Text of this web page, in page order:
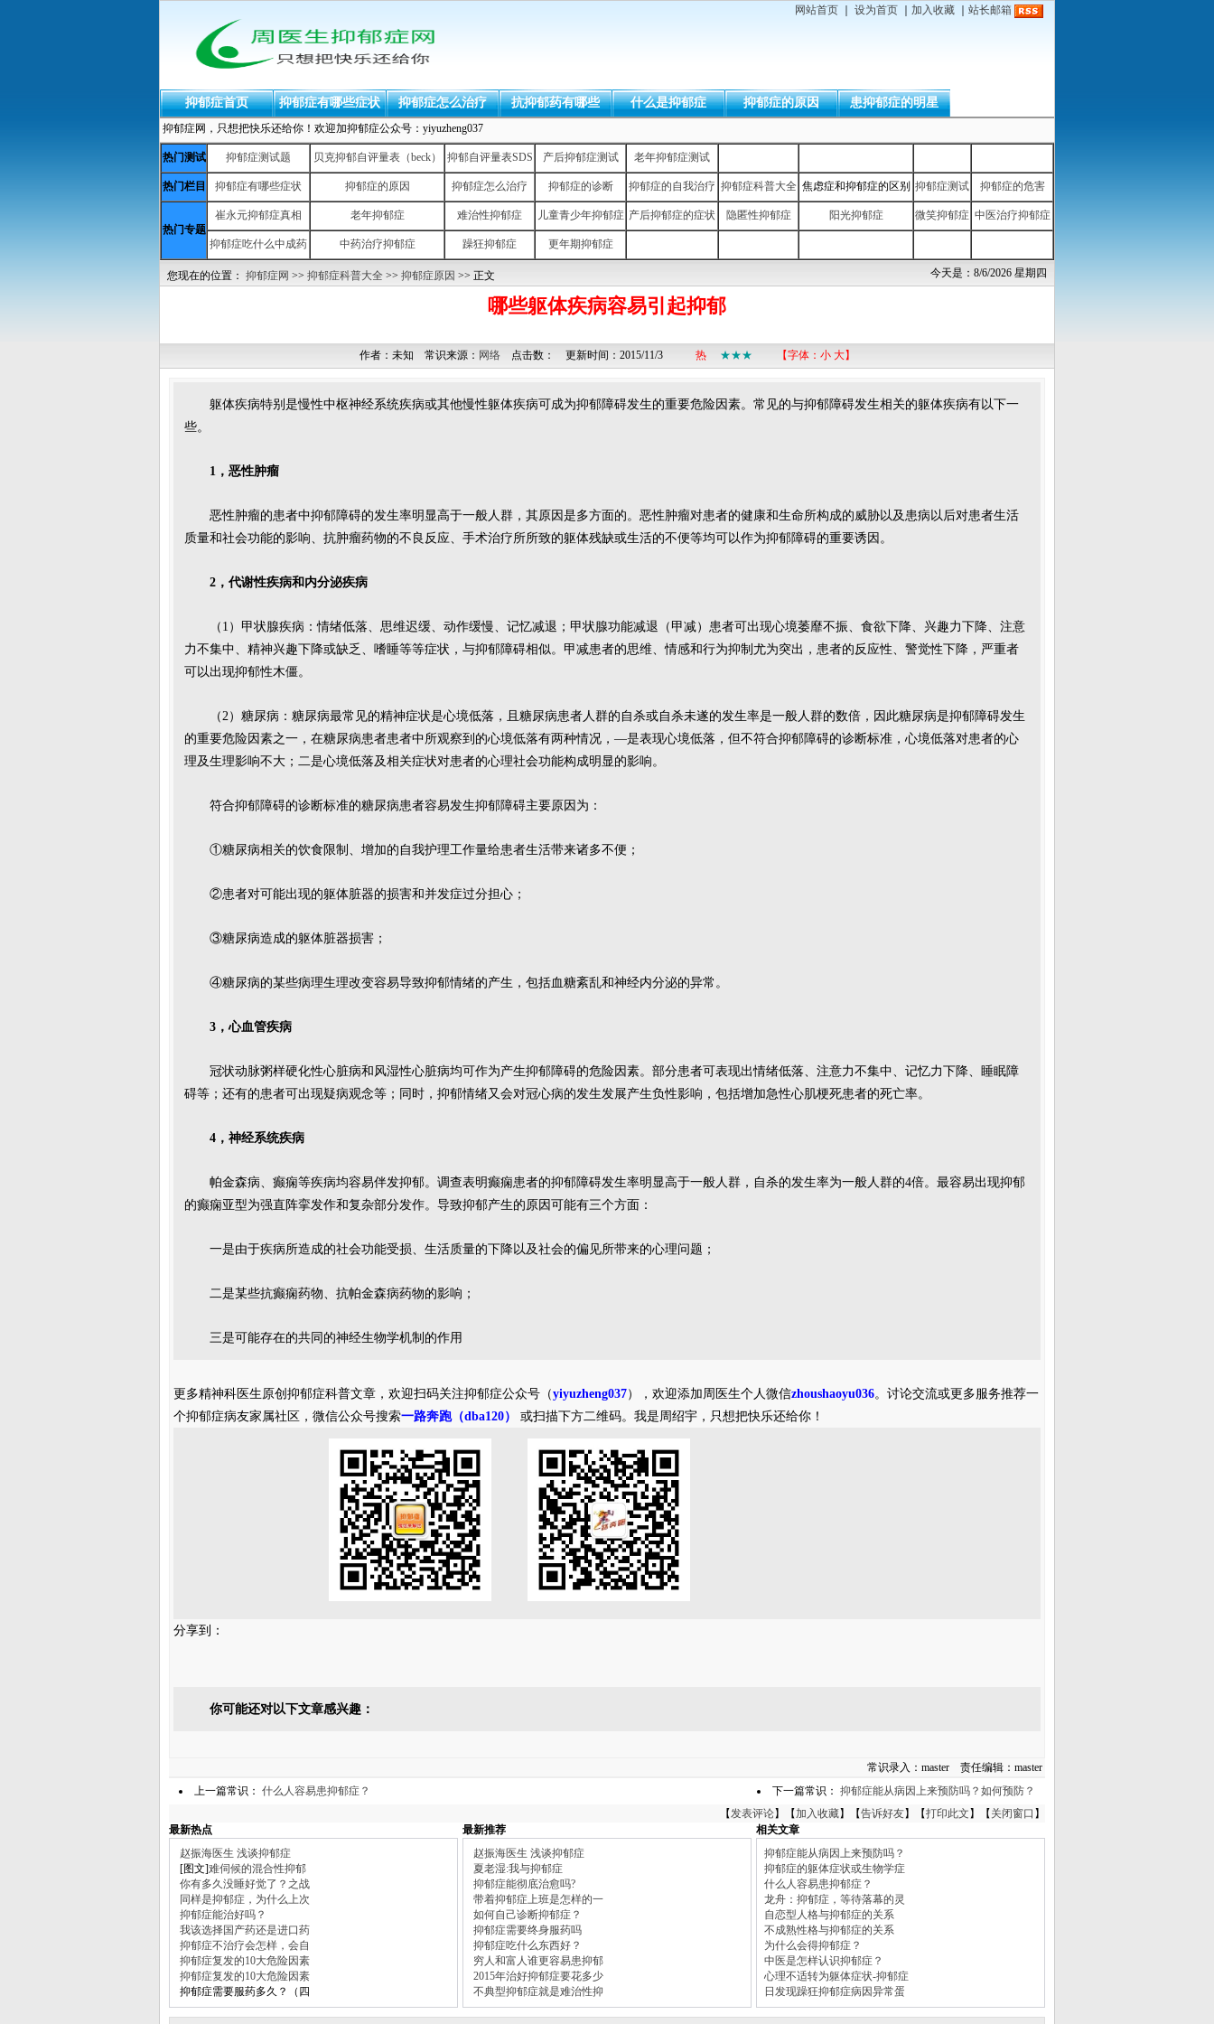
网站首页 设为首页 加入收藏 站长邮箱
抑郁症首页 抑郁症有哪些症状 抑郁症怎么治疗 抗抑郁药有哪些 什么是抑郁症 抑郁症的原因 患抑郁症的明星
抑郁症网，只想把快乐还给你！欢迎加抑郁症公众号：yiyuzheng037
热门测试 抑郁症测试题 贝克抑郁自评量表（beck） 抑郁自评量表SDS 产后抑郁症测试 老年抑郁症测试
热门栏目 抑郁症有哪些症状 抑郁症的原因 抑郁症怎么治疗 抑郁症的诊断 抑郁症的自我治疗 抑郁症科普大全 焦虑症和抑郁症的区别 抑郁症测试 抑郁症的危害
热门专题
崔永元抑郁症真相 老年抑郁症 难治性抑郁症 儿童青少年抑郁症 产后抑郁症的症状 隐匿性抑郁症 阳光抑郁症 微笑抑郁症 中医治疗抑郁症
抑郁症吃什么中成药 中药治疗抑郁症 躁狂抑郁症 更年期抑郁症
今天是：8/6/2026 星期四
您现在的位置： 抑郁症网 >> 抑郁症科普大全 >> 抑郁症原因 >> 正文
哪些躯体疾病容易引起抑郁
作者：未知 常识来源： 网络点击数： 更新时间：2015/11/3 热 ★★★ 【字体： 小 大】
躯体疾病特别是慢性中枢神经系统疾病或其他慢性躯体疾病可成为抑郁障碍发生的重要危险因素。常见的与抑郁障碍发生相关的躯体疾病有以下一
些。
1，恶性肿瘤
恶性肿瘤的患者中抑郁障碍的发生率明显高于一般人群，其原因是多方面的。恶性肿瘤对患者的健康和生命所构成的威胁以及患病以后对患者生活
质量和社会功能的影响、抗肿瘤药物的不良反应、手术治疗所所致的躯体残缺或生活的不便等均可以作为抑郁障碍的重要诱因。
2，代谢性疾病和内分泌疾病
（1）甲状腺疾病：情绪低落、思维迟缓、动作缓慢、记忆减退；甲状腺功能减退（甲减）患者可出现心境萎靡不振、食欲下降、兴趣力下降、注意
力不集中、精神兴趣下降或缺乏、嗜睡等等症状，与抑郁障碍相似。甲减患者的思维、情感和行为抑制尤为突出，患者的反应性、警觉性下降，严重者
可以出现抑郁性木僵。
（2）糖尿病：糖尿病最常见的精神症状是心境低落，且糖尿病患者人群的自杀或自杀未遂的发生率是一般人群的数倍，因此糖尿病是抑郁障碍发生
的重要危险因素之一，在糖尿病患者患者中所观察到的心境低落有两种情况，—是表现心境低落，但不符合抑郁障碍的诊断标准，心境低落对患者的心
理及生理影响不大；二是心境低落及相关症状对患者的心理社会功能构成明显的影响。
符合抑郁障碍的诊断标准的糖尿病患者容易发生抑郁障碍主要原因为：
①糖尿病相关的饮食限制、增加的自我护理工作量给患者生活带来诸多不便；
②患者对可能出现的躯体脏器的损害和并发症过分担心；
③糖尿病造成的躯体脏器损害；
④糖尿病的某些病理生理改变容易导致抑郁情绪的产生，包括血糖紊乱和神经内分泌的异常。
3，心血管疾病
冠状动脉粥样硬化性心脏病和风湿性心脏病均可作为产生抑郁障碍的危险因素。部分患者可表现出情绪低落、注意力不集中、记忆力下降、睡眠障
碍等；还有的患者可出现疑病观念等；同时，抑郁情绪又会对冠心病的发生发展产生负性影响，包括增加急性心肌梗死患者的死亡率。
4，神经系统疾病
帕金森病、癫痫等疾病均容易伴发抑郁。调查表明癫痫患者的抑郁障碍发生率明显高于一般人群，自杀的发生率为一般人群的4倍。最容易出现抑郁
的癫痫亚型为强直阵挛发作和复杂部分发作。导致抑郁产生的原因可能有三个方面：
一是由于疾病所造成的社会功能受损、生活质量的下降以及社会的偏见所带来的心理问题；
二是某些抗癫痫药物、抗帕金森病药物的影响；
三是可能存在的共同的神经生物学机制的作用
更多精神科医生原创抑郁症科普文章，欢迎扫码关注抑郁症公众号（yiyuzheng037），欢迎添加周医生个人微信zhoushaoyu036。讨论交流或更多服务推荐一
个抑郁症病友家属社区，微信公众号搜索一路奔跑（dba120） 或扫描下方二维码。我是周绍宇，只想把快乐还给你！
分享到：
你可能还对以下文章感兴趣：
常识录入：master 责任编辑：master
上一篇常识： 什么人容易患抑郁症？ 下一篇常识： 抑郁症能从病因上来预防吗？如何预防？
【发表评论】【加入收藏】【告诉好友】【打印此文 】【 关闭窗口 】
最新热点
最新推荐
相关文章
赵振海医生 浅谈抑郁症
[图文]难伺候的混合性抑郁
你有多久没睡好觉了？之战
同样是抑郁症，为什么上次
抑郁症能治好吗？
我该选择国产药还是进口药
抑郁症不治疗会怎样，会自
抑郁症复发的10大危险因素
抑郁症复发的10大危险因素
抑郁症需要服药多久？（四
赵振海医生 浅谈抑郁症
夏老湿:我与抑郁症
抑郁症能彻底治愈吗?
带着抑郁症上班是怎样的一
如何自己诊断抑郁症？
抑郁症需要终身服药吗
抑郁症吃什么东西好？
穷人和富人谁更容易患抑郁
2015年治好抑郁症要花多少
不典型抑郁症就是难治性抑
抑郁症能从病因上来预防吗？
抑郁症的躯体症状或生物学症
什么人容易患抑郁症？
龙舟：抑郁症，等待落幕的灵
自恋型人格与抑郁症的关系
不成熟性格与抑郁症的关系
为什么会得抑郁症？
中医是怎样认识抑郁症？
心理不适转为躯体症状-抑郁症
日发现躁狂抑郁症病因异常蛋